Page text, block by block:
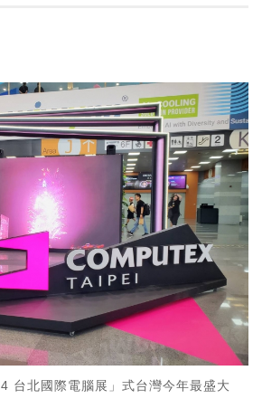
台北國際電腦展」式台灣今年最盛大